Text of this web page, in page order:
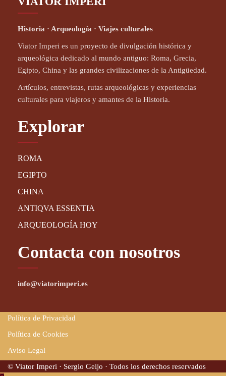
Historia · Arqueología · Viajes culturales
Viator Imperi es un proyecto de divulgación histórica y
arqueológica dedicado al mundo antiguo: Roma, Grecia,
Egipto, China y las grandes civilizaciones de la Antigüedad.
Artículos, entrevistas, rutas arqueológicas y experiencias
culturales para viajeros y amantes de la Historia.
Explorar
ROMA
EGIPTO
CHINA
ANTIQVA ESSENTIA
ARQUEOLOGÍA HOY
Contacta con nosotros
info@viatorimperi.es
Política de Privacidad
Política de Cookies
Aviso Legal
© Viator Imperi · Sergio Geijo · Todos los derechos reservados